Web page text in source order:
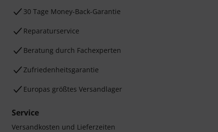
30 Tage Money-Back-Garantie
Reparaturservice
Beratung durch Fachexperten
Zufriedenheitsgarantie
Europas größtes Versandlager
Service
Versandkosten und Lieferzeiten